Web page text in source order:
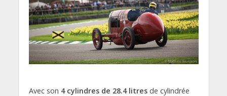
Avec son 4 cylindres de 28.4 litresde cylindrée